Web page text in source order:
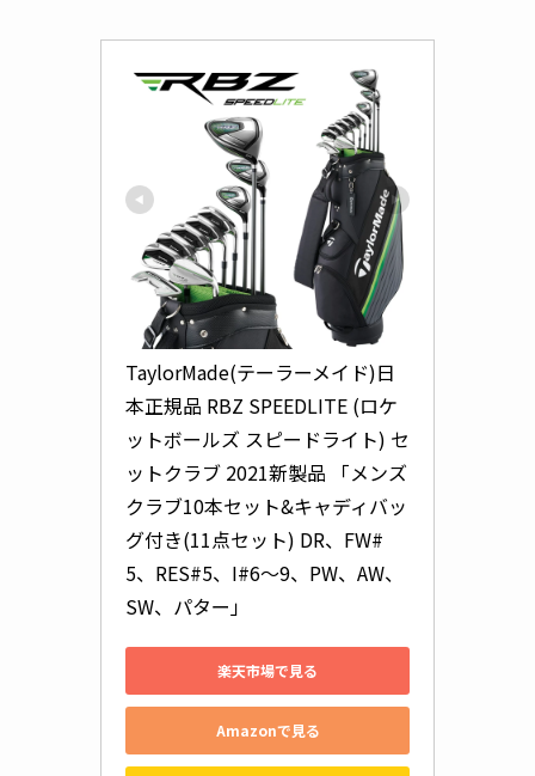
TaylorMade(テーラーメイド)日
本正規品 RBZ SPEEDLITE (ロケ
ットボールズ スピードライト) セ
ットクラブ 2021新製品 「メンズ
クラブ10本セット&キャディバッ
グ付き(11点セット) DR、FW#
5、RES#5、I#6〜9、PW、AW、
SW、パター」
楽天市場で見る
Amazonで見る